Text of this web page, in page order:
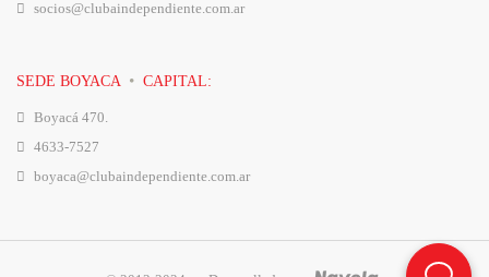
socios@clubaindependiente.com.ar
SEDE BOYACA · CAPITAL:
Boyacá 470.
4633-7527
boyaca@clubaindependiente.com.ar